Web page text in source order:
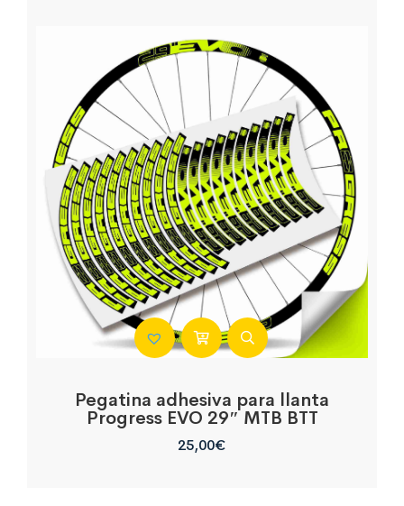
Pegatina adhesiva para llanta
Progress EVO 29″ MTB BTT
25,00€